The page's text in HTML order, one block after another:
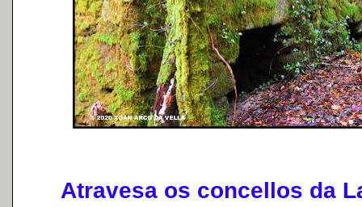
Atravesa os concellos da